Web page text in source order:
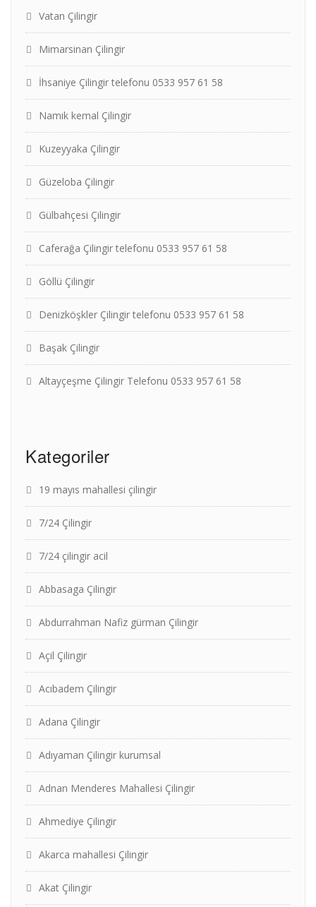
Vatan Çilingir
Mimarsinan Çilingir
İhsaniye Çilingir telefonu 0533 957 61 58
Namık kemal Çilingir
Kuzeyyaka Çilingir
Güzeloba Çilingir
Gülbahçesi Çilingir
Caferağa Çilingir telefonu 0533 957 61 58
Göllü Çilingir
Denizköşkler Çilingir telefonu 0533 957 61 58
Başak Çilingir
Altayçeşme Çilingir Telefonu 0533 957 61 58
Kategoriler
19 mayıs mahallesi çilingir
7/24 Çilingir
7/24 çilingir acil
Abbasaga Çilingir
Abdurrahman Nafiz gürman Çilingir
Açil Çilingir
Acıbadem Çilingir
Adana Çilingir
Adıyaman Çilingir kurumsal
Adnan Menderes Mahallesi Çilingir
Ahmediye Çilingir
Akarca mahallesi Çilingir
Akat Çilingir